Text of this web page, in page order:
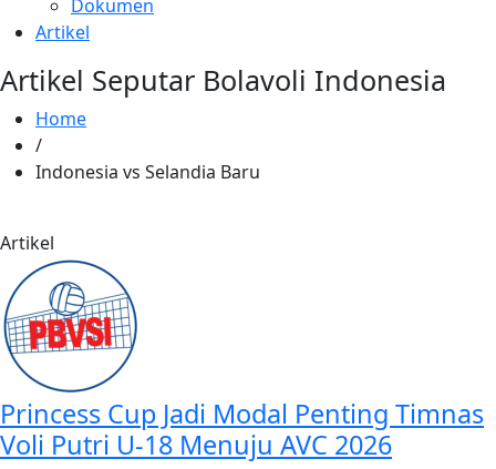
Dokumen
Artikel
Artikel Seputar Bolavoli Indonesia
Home
/
Indonesia vs Selandia Baru
Artikel
Princess Cup Jadi Modal Penting Timnas
Voli Putri U-18 Menuju AVC 2026